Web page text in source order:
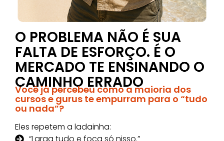
O PROBLEMA NÃO É SUA
FALTA DE ESFORÇO. É O
MERCADO TE ENSINANDO O
CAMINHO ERRADO
Você já percebeu como a maioria dos
cursos e gurus te empurram para o “tudo
ou nada”?
Eles repetem a ladainha: